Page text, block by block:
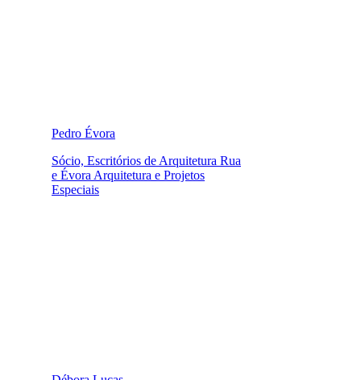
Pedro Évora
Sócio, Escritórios de Arquitetura Rua
e Évora Arquitetura e Projetos
Especiais